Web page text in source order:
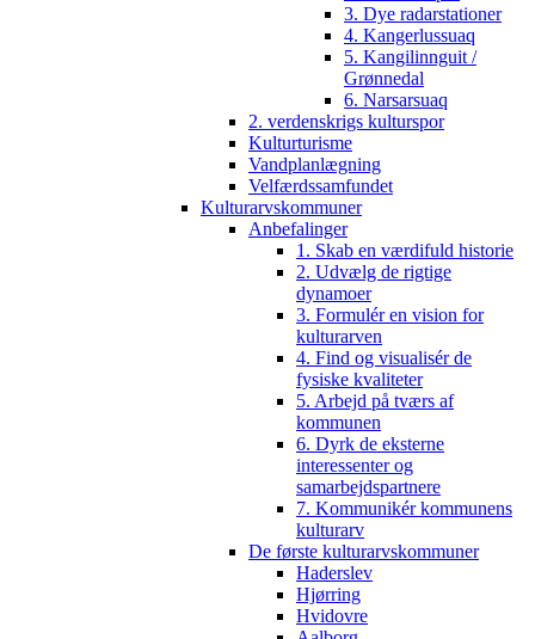
3. Dye radarstationer
4. Kangerlussuaq
5. Kangilinnguit /
Grønnedal
6. Narsarsuaq
2. verdenskrigs kulturspor
Kulturturisme
Vandplanlægning
Velfærdssamfundet
Kulturarvskommuner
Anbefalinger
1. Skab en værdifuld historie
2. Udvælg de rigtige
dynamoer
3. Formulér en vision for
kulturarven
4. Find og visualisér de
fysiske kvaliteter
5. Arbejd på tværs af
kommunen
6. Dyrk de eksterne
interessenter og
samarbejdspartnere
7. Kommunikér kommunens
kulturarv
De første kulturarvskommuner
Haderslev
Hjørring
Hvidovre